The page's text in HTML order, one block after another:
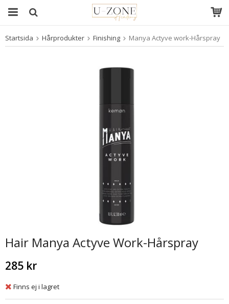
Produkten har blivit tillagd i varukorgen
Startsida Hårprodukter Finishing Manya Actyve work-Hårspray
Hair Manya Actyve Work-Hårspray
285 kr
Finns ej i lagret